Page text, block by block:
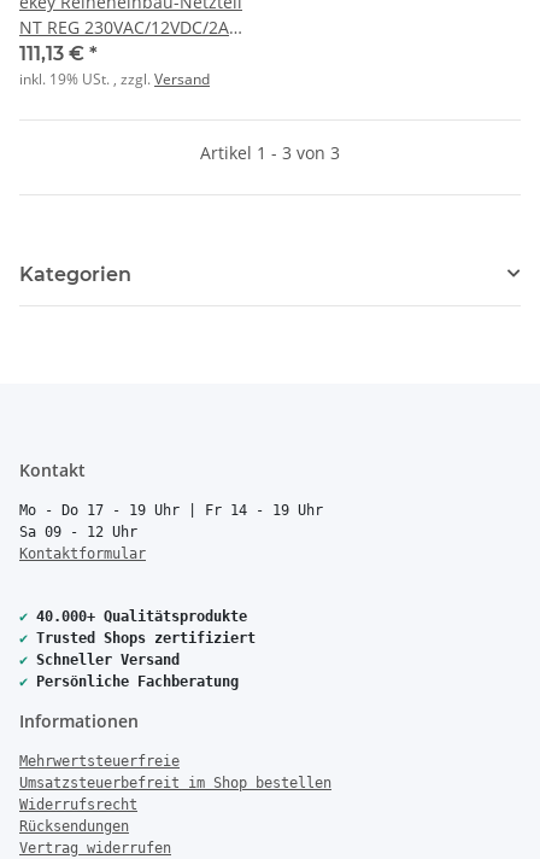
NT REG 230VAC/12VDC/2A
3TE
111,13 € *
inkl. 19% USt. , zzgl.Versand
Artikel 1 - 3 von 3
Kategorien
Kontakt
Mo - Do 17 - 19 Uhr | Fr 14 - 19 Uhr
Sa 09 - 12 Uhr
Kontaktformular
✔ 40.000+ Qualitätsprodukte
✔ Trusted Shops zertifiziert
✔ Schneller Versand
✔ Persönliche Fachberatung
Informationen
Mehrwertsteuerfreie
Umsatzsteuerbefreit im Shop bestellen
Widerrufsrecht
Rücksendungen
Vertrag widerrufen